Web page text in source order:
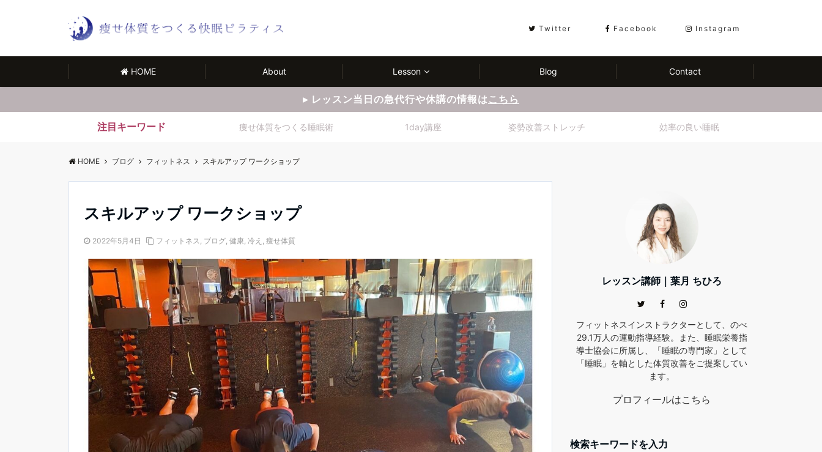
Twitter Facebook Instagram
HOME About Lesson Blog Contact
▸ レッスン当日の急代行や休講の情報はこちら
注目キーワード 痩せ体質をつくる睡眠術 1day講座 姿勢改善ストレッチ 効率の良い睡眠
HOME ブログ フィットネス スキルアップ ワークショップ
スキルアップ ワークショップ
2022年5月4日 フィットネス, ブログ, 健康, 冷え , 痩せ体質
レッスン講師｜葉月 ちひろ
フィットネスインストラクターとして、のべ
29.1万人の運動指導経験。また、睡眠栄養指
導士協会に所属し、「睡眠の専門家」として
「睡眠」を軸とした体質改善をご提案してい
ます。
プロフィールはこちら
検索キーワードを入力